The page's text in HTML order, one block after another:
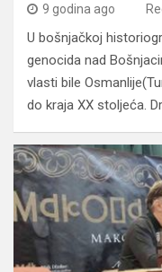
9 godina ago
U bošnjačkoj
genocida nad
vlasti bile
do kraja XX stoljeća.